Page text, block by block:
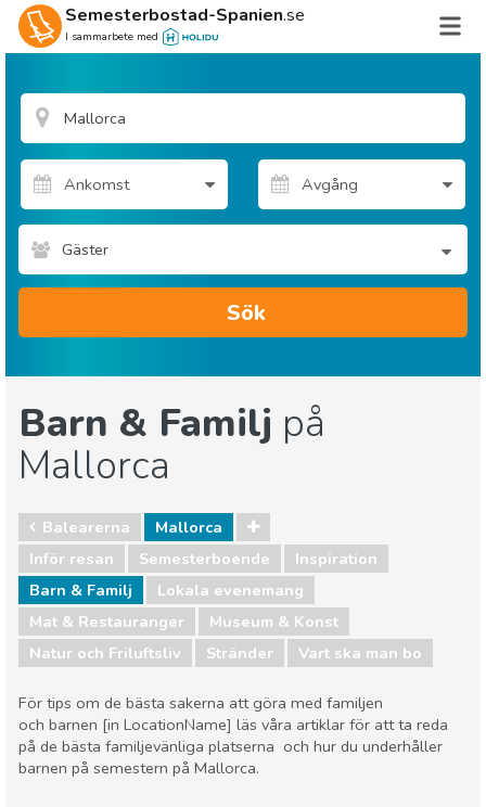
Semesterbostad-Spanien.se
I sammarbete med
Gäster
Sök
Barn & Familj på
Mallorca
Balearerna
Mallorca
Inför resan
Semesterboende
Inspiration
Barn & Familj
Lokala evenemang
Mat & Restauranger
Museum & Konst
Natur och Friluftsliv
Stränder Vart ska man bo
För tips om de bästa sakerna att göra med familjen
och barnen [in LocationName] läs våra artiklar för att ta reda
på de bästa familjevänliga platserna och hur du underhåller
barnen på semestern på Mallorca.